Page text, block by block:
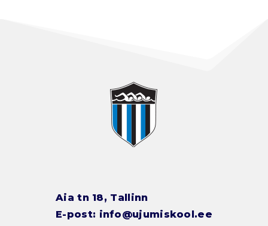
Aia tn 18, Tallinn
E-post: info@ujumiskool.ee